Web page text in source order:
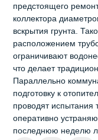
предстоящего
коллектора
вскрытия грунта.
расположением
ограничивают
что делает
Параллельно
подготовку к
проводят испытания
оперативно
последнюю неделю